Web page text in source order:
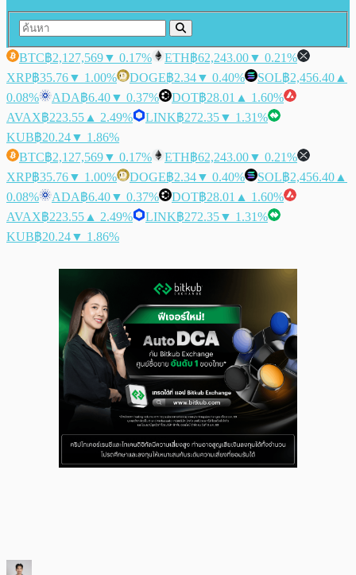
BTC฿2,127,569▼ 0.17% ETH฿62,243.00▼ 0.21%
XRP฿35.76▼ 1.00% DOGE฿2.34▼ 0.40% SOL฿2,456.40 ▲
0.08%
ADA฿6.40▼ 0.37% DOT฿28.01 ▲ 1.60%
AVAX฿223.55 ▲ 2.49% LINK฿272.35▼ 1.31%
KUB฿20.24▼ 1.86%
BTC฿2,127,569▼ 0.17% ETH฿62,243.00▼ 0.21%
XRP฿35.76▼ 1.00% DOGE฿2.34▼ 0.40% SOL฿2,456.40 ▲
0.08%
ADA฿6.40▼ 0.37% DOT฿28.01 ▲ 1.60%
AVAX฿223.55 ▲ 2.49% LINK฿272.35▼ 1.31%
KUB฿20.24▼ 1.86%